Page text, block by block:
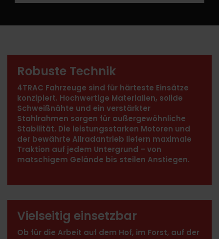
Robuste Technik
4TRAC Fahrzeuge sind für härteste Einsätze
konzipiert. Hochwertige Materialien, solide
Schweißnähte und ein verstärkter
Stahlrahmen sorgen für außergewöhnliche
Stabilität. Die leistungsstarken Motoren und
der bewährte Allradantrieb liefern maximale
Traktion auf jedem Untergrund – von
matschigem Gelände bis steilen Anstiegen.
Vielseitig einsetzbar
Ob für die Arbeit auf dem Hof, im Forst, auf der